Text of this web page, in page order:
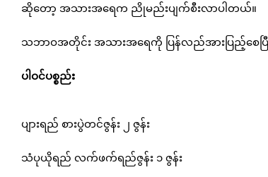
ဆိုတော့ အသားအရေက ညိုမည်းပျက်စီးလာပါတယ်။
သဘာဝအတိုင်း အသားအရေကို ပြန်လည်အားပြည့်စေပြီး
ပါဝင်ပစ္စည်း
ပျားရည် စားပွဲတင်ဇွန်း ၂ ဇွန်း
သံပုယိုရည် လက်ဖက်ရည်ဇွန်း ၁ ဇွန်း